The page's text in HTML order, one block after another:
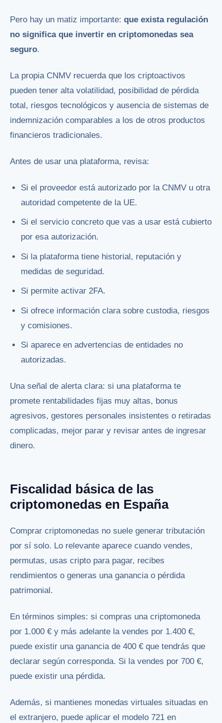
Pero hay un matiz importante: que exista regulación
no significa que invertir en criptomonedas sea
seguro.
La propia CNMV recuerda que los criptoactivos
pueden tener alta volatilidad, posibilidad de pérdida
total, riesgos tecnológicos y ausencia de sistemas de
indemnización comparables a los de otros productos
financieros tradicionales.
Antes de usar una plataforma, revisa:
Si el proveedor está autorizado por la CNMV u otra
autoridad competente de la UE.
Si el servicio concreto que vas a usar está cubierto
por esa autorización.
Si la plataforma tiene historial, reputación y
medidas de seguridad.
Si permite activar 2FA.
Si ofrece información clara sobre custodia, riesgos
y comisiones.
Si aparece en advertencias de entidades no
autorizadas.
Una señal de alerta clara: si una plataforma te
promete rentabilidades fijas muy altas, bonus
agresivos, gestores personales insistentes o retiradas
complicadas, mejor parar y revisar antes de ingresar
dinero.
Fiscalidad básica de las
criptomonedas en España
Comprar criptomonedas no suele generar tributación
por sí solo. Lo relevante aparece cuando vendes,
permutas, usas cripto para pagar, recibes
rendimientos o generas una ganancia o pérdida
patrimonial.
En términos simples: si compras una criptomoneda
por 1.000 € y más adelante la vendes por 1.400 €,
puede existir una ganancia de 400 € que tendrás que
declarar según corresponda. Si la vendes por 700 €,
puede existir una pérdida.
Además, si mantienes monedas virtuales situadas en
el extranjero, puede aplicar el modelo 721 en